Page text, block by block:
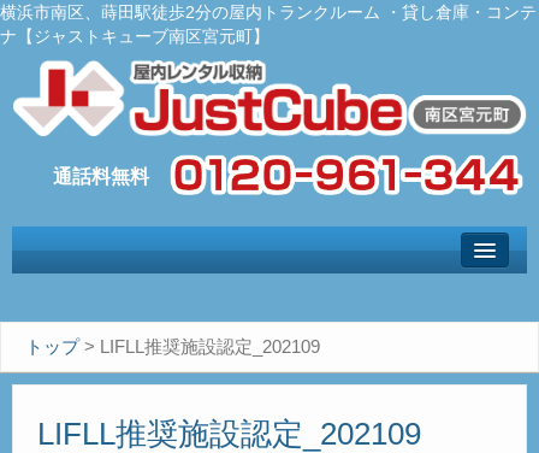
横浜市南区、蒔田駅徒歩2分の屋内トランクルーム ・貸し倉庫・コンテ
ナ【ジャストキューブ南区宮元町】
トップ
– Top –
ご利用案内
– User guide –
– Size Price –
トップ> LIFLL推奨施設認定_202109
LIFLL推奨施設認定_202109